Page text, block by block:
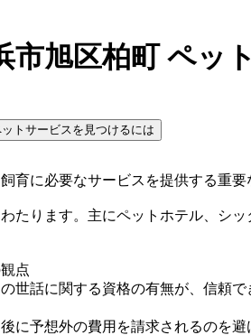
市旭区柏町 ペッ
トサービスを見つけるには
育に必要なサービスを提供する重
たります。主にペットホテル、シ
点
世話に関する資格の有無が、信頼
に予想外の費用を請求されるのを